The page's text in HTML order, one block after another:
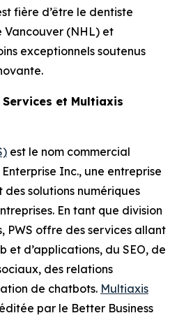
fière d’être le dentiste
Vancouver (NHL) et
exceptionnels soutenus
et Multiaxis
est le nom commercial
Inc., une entreprise
solutions numériques
En tant que division
PWS offre des services allant
et d’applications, du SEO, de
des relations
de chatbots. Multiaxis
par le Better Business